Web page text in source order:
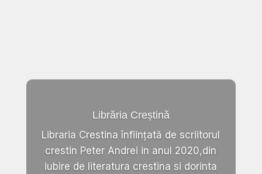
Librăria Creștină
Libraria Crestina înființată de scriitorul
crestin Peter Andrei in anul 2020,din
iubire de literatura crestina si dorinta